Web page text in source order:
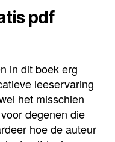
pdf
in dit boek erg
leeservaring
het misschien
degenen die
hoe de auteur